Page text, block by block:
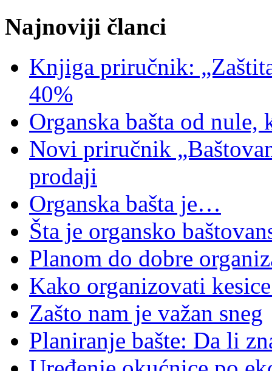
Najnoviji članci
Knjiga priručnik:
40%
Organska bašta od nule,
Novi priručnik
prodaji
Organska bašta je…
Šta je organsko
Planom do dobre
Kako organizovati
Zašto nam je važan sneg
Planiranje bašte: Da li